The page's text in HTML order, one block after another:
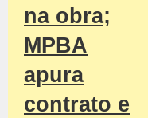
na obra;
MPBA
apura
contrato e